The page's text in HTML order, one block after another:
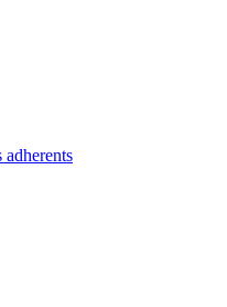
adherents